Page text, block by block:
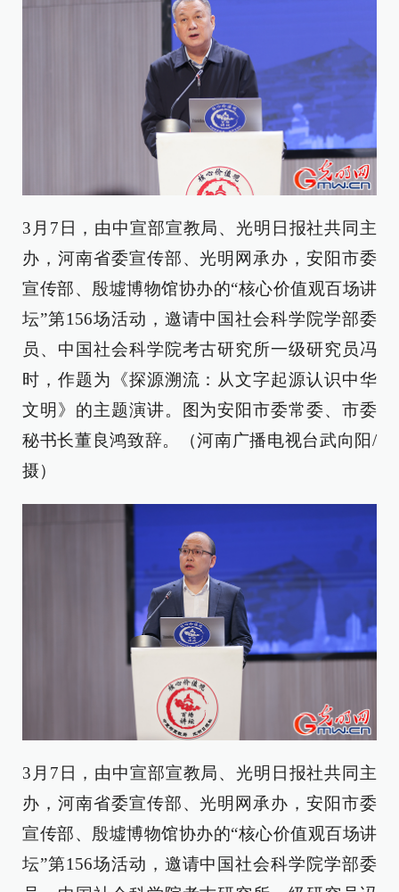
3月7日，由中宣部宣教局、光明日报社共同主
办，河南省委宣传部、光明网承办，安阳市委
宣传部、殷墟博物馆协办的“核心价值观百场讲
坛”第156场活动，邀请中国社会科学院学部委
员、中国社会科学院考古研究所一级研究员冯
时，作题为《探源溯流：从文字起源认识中华
文明》的主题演讲。图为安阳市委常委、市委
秘书长董良鸿致辞。（河南广播电视台武向阳/
摄）
3月7日，由中宣部宣教局、光明日报社共同主
办，河南省委宣传部、光明网承办，安阳市委
宣传部、殷墟博物馆协办的“核心价值观百场讲
坛”第156场活动，邀请中国社会科学院学部委